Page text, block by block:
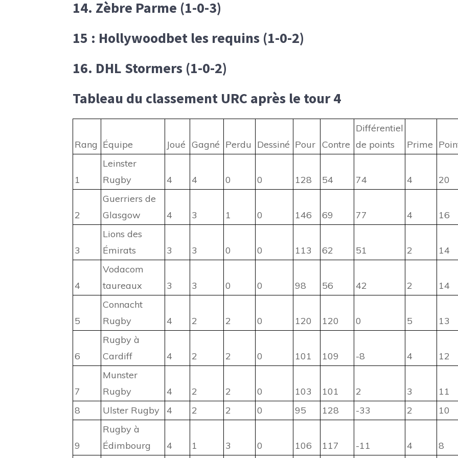
14. Zèbre Parme (1-0-3)
15 : Hollywoodbet les requins (1-0-2)
16. DHL Stormers (1-0-2)
Tableau du classement URC après le tour 4
Rang Équipe Joué Gagné Perdu Dessiné Pour Contre
Différentiel
de points
Prime
1
Leinster
Rugby
4 4 0 0 128 54 74 4 20
2
Guerriers de
Glasgow
4 3 1 0 146 69 77 4 16
3
Lions des
Émirats
3 3 0 0 113 62 51 2 14
4
Vodacom
taureaux
3 3 0 0 98 56 42 2 14
5
Connacht
Rugby
4 2 2 0 120 120 0 5 13
6
Rugby à
Cardiff
4 2 2 0 101 109 -8 4 12
7
Munster
Rugby
4 2 2 0 103 101 2 3
11
8
Ulster Rugby 4 2 2 0 95 128 -33 2 10
9
Rugby à
Édimbourg
4 1 3 0 106 117 -11 4 8